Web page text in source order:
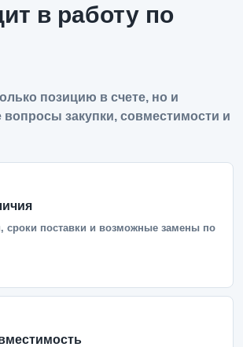
в работу по
позицию в счете, но и
закупки, совместимости и
сроки поставки и возможные замены по